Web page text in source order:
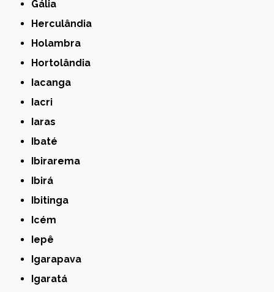
Gália
Herculândia
Holambra
Hortolândia
Iacanga
Iacri
Iaras
Ibaté
Ibirarema
Ibirá
Ibitinga
Icém
Iepê
Igarapava
Igaratá